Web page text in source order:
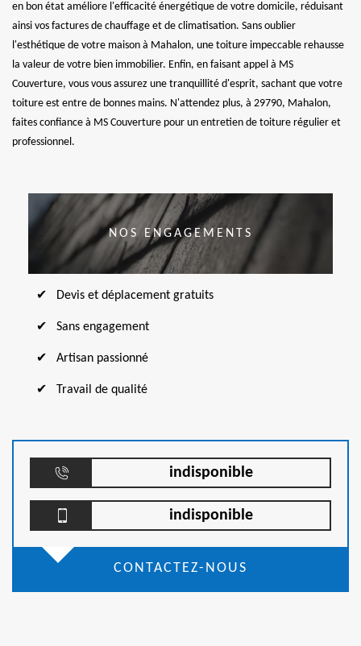
en bon état améliore l'efficacité énergétique de votre domicile, réduisant
ainsi vos factures de chauffage et de climatisation. Sans oublier
l'esthétique de votre maison à Mahalon, une toiture impeccable rehausse
la valeur de votre bien immobilier. Enfin, en faisant appel à MS
Couverture, vous vous assurez une tranquillité d'esprit, sachant que votre
toiture est entre de bonnes mains. N'attendez plus, à 29790, Mahalon,
faites confiance à MS Couverture pour un entretien de toiture régulier et
professionnel.
NOS ENGAGEMENTS
Devis et déplacement gratuits
Sans engagement
Artisan passionné
Travail de qualité
indisponible
indisponible
CONTACTEZ-NOUS